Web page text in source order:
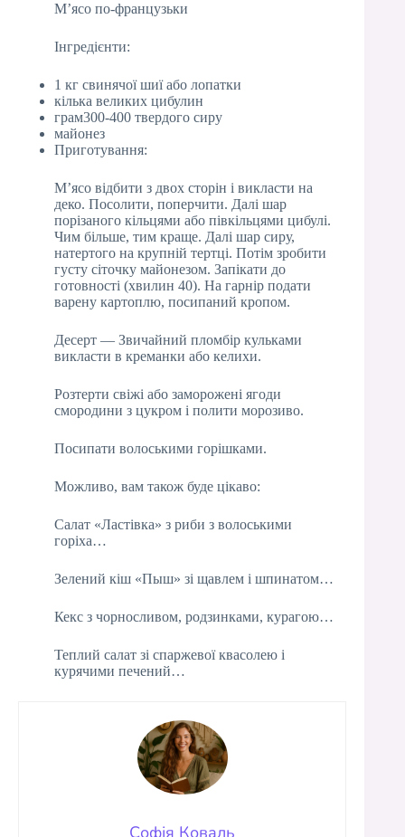
М’ясо по-французьки
Інгредієнти:
1 кг свинячої шиї або лопатки
кілька великих цибулин
грам300-400 твердого сиру
майонез
Приготування:
М’ясо відбити з двох сторін і викласти на
деко. Посолити, поперчити. Далі шар
порізаного кільцями або півкільцями цибулі.
Чим більше, тим краще. Далі шар сиру,
натертого на крупній тертці. Потім зробити
густу сіточку майонезом. Запікати до
готовності (хвилин 40). На гарнір подати
варену картоплю, посипаний кропом.
Десерт — Звичайний пломбір кульками
викласти в креманки або келихи.
Розтерти свіжі або заморожені ягоди
смородини з цукром і полити морозиво.
Посипати волоськими горішками.
Можливо, вам також буде цікаво:
Салат «Ластівка» з риби з волоськими
горіха…
Зелений кіш «Пыш» зі щавлем і шпинатом…
Кекс з чорносливом, родзинками, курагою…
Теплий салат зі спаржевої квасолею і
курячими печений…